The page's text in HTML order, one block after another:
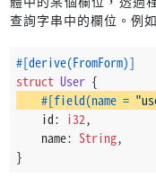
查詢字串中的欄位。例
#[derive(FromForm)]
struct User {
#[field(name =
    id:
i32,
    name:
String,
}